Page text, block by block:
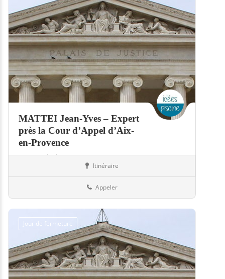
MATTEI Jean-Yves – Expert
près la Cour d’Appel d’Aix-
en-Provence
Expert piscine
Itinéraire
Appeler
Jour de fermeture